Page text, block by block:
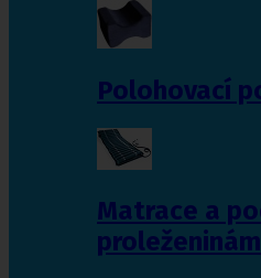
Polohovací
Matrace a
proleženinám